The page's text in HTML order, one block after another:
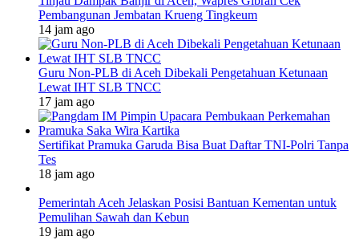
Pembangunan Jembatan Krueng Tingkeum
14 jam ago
Guru Non-PLB di Aceh Dibekali Pengetahuan Ketunaan
Lewat IHT SLB TNCC
17 jam ago
Sertifikat Pramuka Garuda Bisa Buat Daftar TNI-Polri Tanpa
Tes
18 jam ago
Pemerintah Aceh Jelaskan Posisi Bantuan Kementan untuk
Pemulihan Sawah dan Kebun
19 jam ago